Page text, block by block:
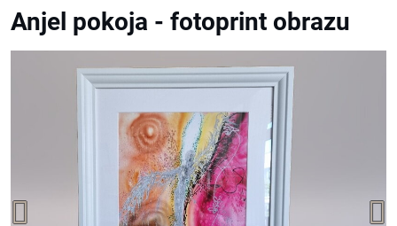
Anjel pokoja - fotoprint obrazu